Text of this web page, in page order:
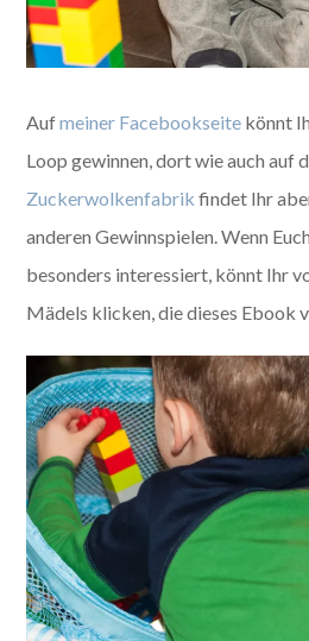
Aufmeiner Facebookseite könnt
Loop gewinnen, dort wie auch auf
Zuckerwolkenfabrik findet Ihr
anderen Gewinnspielen. Wenn
besonders interessiert, könnt Ihr
Mädels klicken, die dieses Ebook